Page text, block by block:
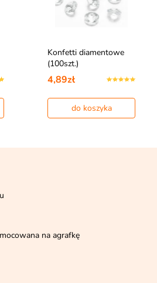
Konfetti diamentowe
(100szt.)
4,89zł
do koszyka
na agrafkę